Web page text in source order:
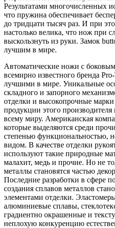
Результатами многочисленных
что пружина обеспечивает
до тридцати тысяч раз. И при
настолько велика, что нож при
выскользнуть из руки. Замок
лучшим в мире.
Автоматические ножи с
всемирно известного бренда
лучшими в мире. Уникальные
складного и запорного
отделки и высокопрочные
продукции этого
всему миру. Американская
которые выделяются среди
степенью функциональностью,
видом. В качестве отделки
используют такие природные
малахит, медь и прочие. Но не
металлы становятся частью
Последние разработки в сфере
создания сплавов металлов
элементами отделки.
алюминиевые сплавы,
градиентно окрашенные и
неплохую конкуренцию